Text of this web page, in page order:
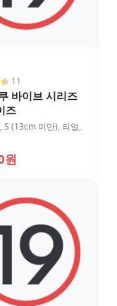
11
바이브 시리즈
즈
,S (13cm 미만), 리얼,
원